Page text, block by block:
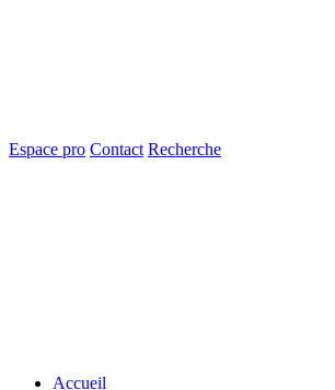
Espace pro Contact Recherche
Accueil